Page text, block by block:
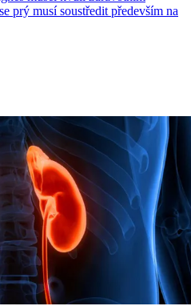
prý musí soustředit především na